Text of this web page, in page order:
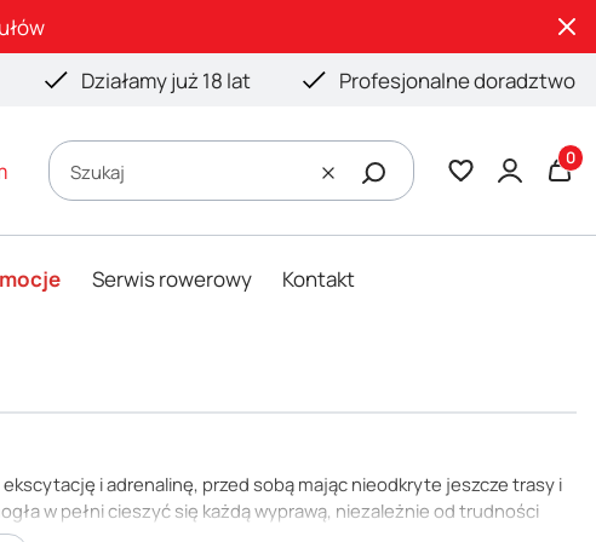
Działamy już 18 lat Profesjonalne doradztwo
WyczyśćSzukaj
Serwis rowerowy Kontakt
i adrenalinę, przed sobą mając nieodkryte jeszcze trasy i
w pełni cieszyć się każdą wyprawą, niezależnie od trudności
swobody? Nasza oferta rowerów górskich MTB damskich